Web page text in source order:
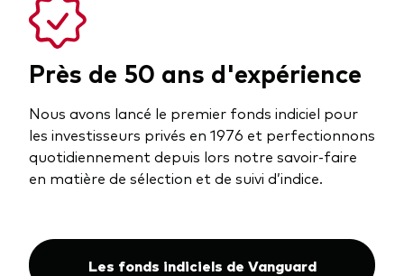
Près de 50 ans d'expérience
Nous avons lancé le premier fonds indiciel pour
les investisseurs privés en 1976 et perfectionnons
quotidiennement depuis lors notre savoir-faire
en matière de sélection et de suivi d’indice.
Les fonds indiciels de Vanguard